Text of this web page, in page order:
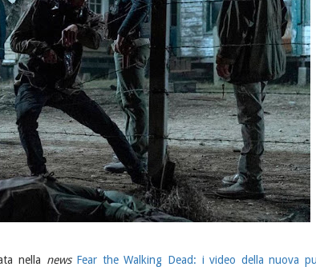
nella news Fear the Walking Dead: i video della nuova